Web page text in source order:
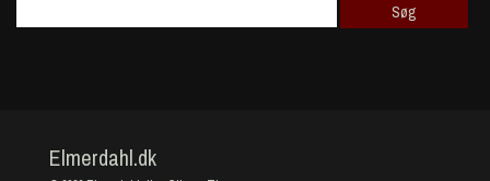
Elmerdahl.dk